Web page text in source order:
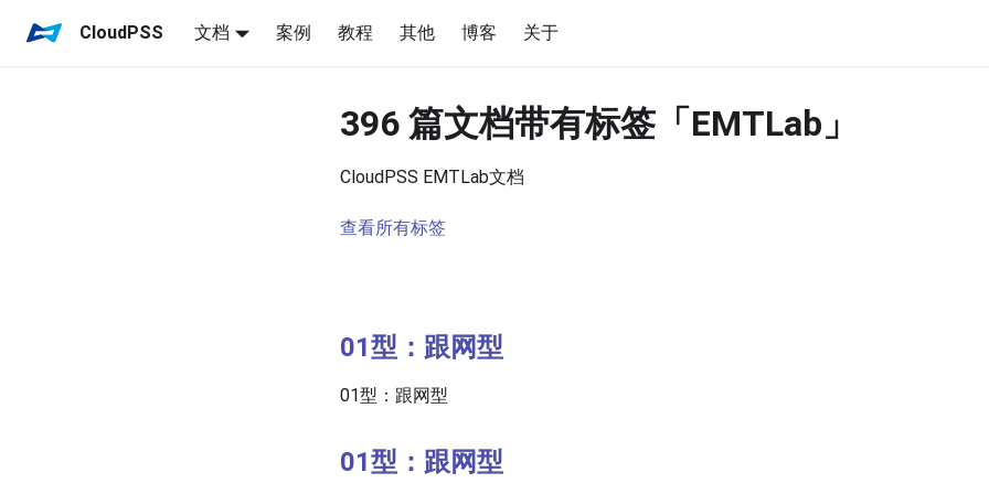
CloudPSS 文档 案例 教程 其他 博客 关于
396 篇文档带有标签「EMTLab」
CloudPSS EMTLab文档
查看所有标签
01型：跟网型
01型：跟网型
01型：跟网型